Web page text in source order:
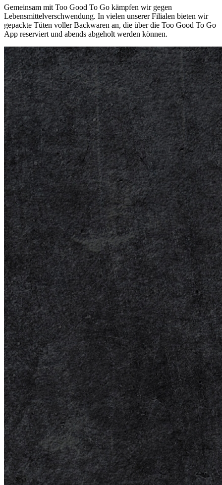
Gemeinsam mit Too Good To Go kämpfen wir gegen
Lebensmittelverschwendung. In vielen unserer Filialen bieten wir
gepackte Tüten voller Backwaren an, die über die Too Good To Go
App reserviert und abends abgeholt werden können.